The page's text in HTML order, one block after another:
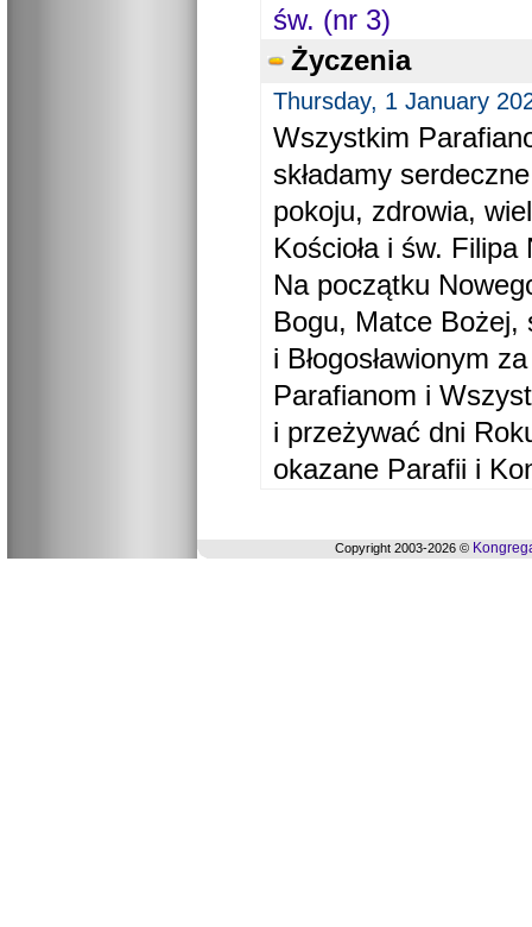
św. (nr 3)
Życzenia
Thursday, 1 January
Wszystkim
składamy
pokoju, zdrowia,
Kościoła i św. Filipa
Na początku
Bogu, Matce Bożej,
i Błogosławionym
Parafianom i
i przeżywać dni
okazane Parafii i
Copyright 2003-2026 ©